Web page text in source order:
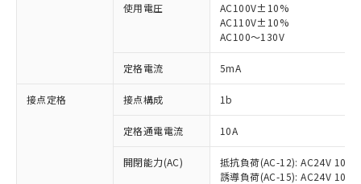
使用電圧
AC100V±10%
AC110V±10%
AC100～130V
定格電流 5mA
接点定格 接点構成 1b
定格通電電流 10A
開閉能力(AC)
抵抗負荷(AC-12): AC24V 10A/
誘導負荷(AC-15): AC24V
ご利用条件
以下の条件をお読みいただき、同意のうえ
※1 対応状況
対応済み：EU RoHS指令（10物質）の
非含有に対応した製品が提供可能な商品で
対応予定：EU RoHS指令（10物質）の非含
有に対応した製品に切り替える予定のある
対応予定なし：EU RoHS指令（10物質）の
非含有に非対応の商品で、対応品を出す予